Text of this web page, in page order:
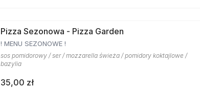
Pizza Sezonowa - Pizza Garden
! MENU SEZONOWE !
sos pomidorowy / ser / mozzarella świeża / pomidory koktajlowe /
bazylia
35,00 zł